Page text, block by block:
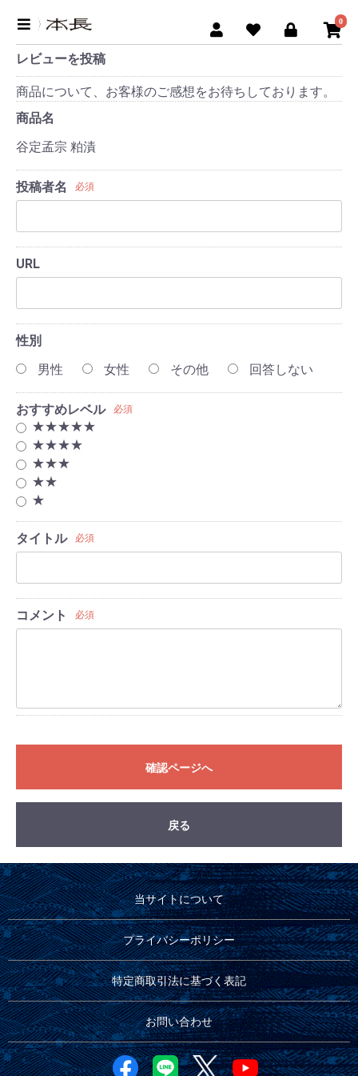
0
レビューを投稿
商品について、お客様のご感想をお待ちしております。
商品名
谷定孟宗 粕漬
投稿者名 必須
URL
性別
男性
女性 その他 回答しない
おすすめレベル 必須
★★★★★
★★★★
★★★
★★
★
タイトル 必須
コメント 必須
確認ページへ
戻る
当サイトについて
プライバシーポリシー
特定商取引法に基づく表記
お問い合わせ